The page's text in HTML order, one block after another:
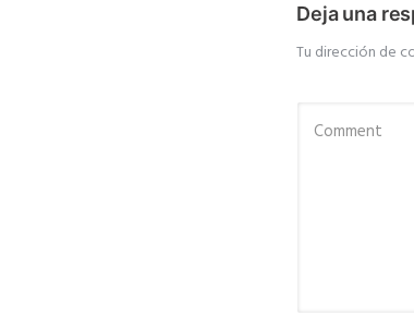
Deja una
Tu dirección de